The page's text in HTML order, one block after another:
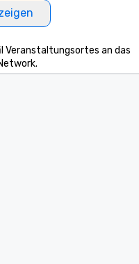
Veranstaltungsortes an das